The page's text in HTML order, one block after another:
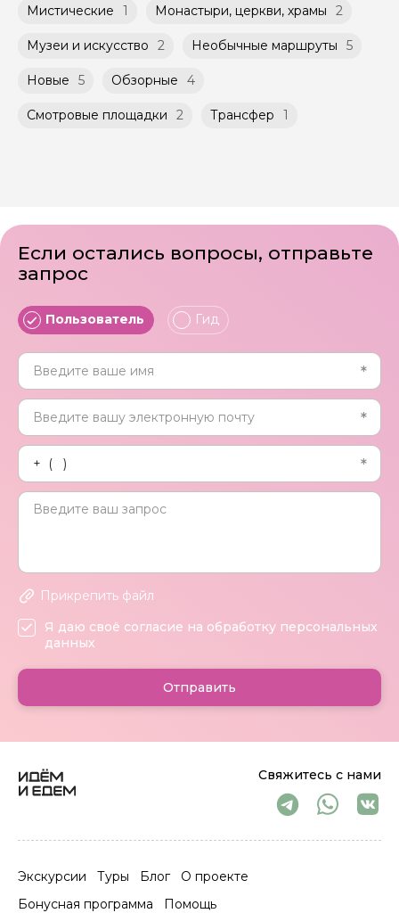
заключенного между Организатором и
к Оферте Сервиса.
Способы оплаты на сайте: Картой
российского банка можно оплатить любую
участников ограничено (группа может быть
Мистические 1 Монастыри, церкви, храмы 2
Музеи и искусство 2 Необычные маршруты 5
Новые 5 Обзорные 4
Смотровые площадки 2 Трансфер 1
Свяжитесь с нами
Экскурсии Туры Блог
О проекте
Бонусная программа
Помощь
Если остались вопросы, отправьте
запрос
Пользователь Гид
Прикрепить файл
Я даю своё согласие на обработку персональных
данных
Отправить